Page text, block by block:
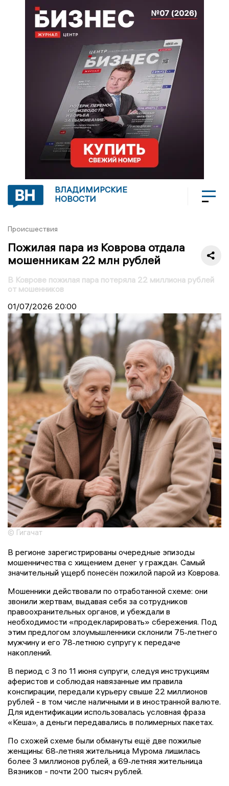
ВЛАДИМИРСКИЕ
НОВОСТИ
Происшествия
Пожилая пара из Коврова отдала
мошенникам 22 млн рублей
В Коврове пожилая пара потеряла 22 миллиона рублей
от мошенников
01/07/2026 20:00
© Гигачат
В регионе зарегистрированы очередные эпизоды
мошенничества с хищением денег у граждан. Самый
значительный ущерб понесён пожилой парой из Коврова.
Мошенники действовали по отработанной схеме: они
звонили жертвам, выдавая себя за сотрудников
правоохранительных органов, и убеждали в
необходимости «продекларировать» сбережения. Под
этим предлогом злоумышленники склонили 75‑летнего
мужчину и его 78‑летнюю супругу к передаче
накоплений.
В период с 3 по 11 июня супруги, следуя инструкциям
аферистов и соблюдая навязанные им правила
конспирации, передали курьеру свыше 22 миллионов
рублей - в том числе наличными и в иностранной валюте.
Для идентификации использовалась условная фраза
«Кеша», а деньги передавались в полимерных пакетах.
По схожей схеме были обмануты ещё две пожилые
женщины: 68‑летняя жительница Мурома лишилась
более 3 миллионов рублей, а 69‑летняя жительница
Вязников - почти 200 тысяч рублей.